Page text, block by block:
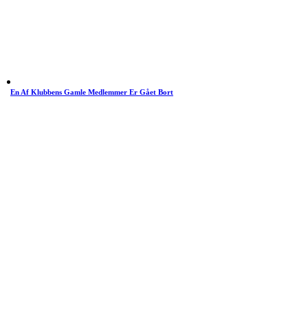
En Af Klubbens Gamle Medlemmer Er Gået Bort